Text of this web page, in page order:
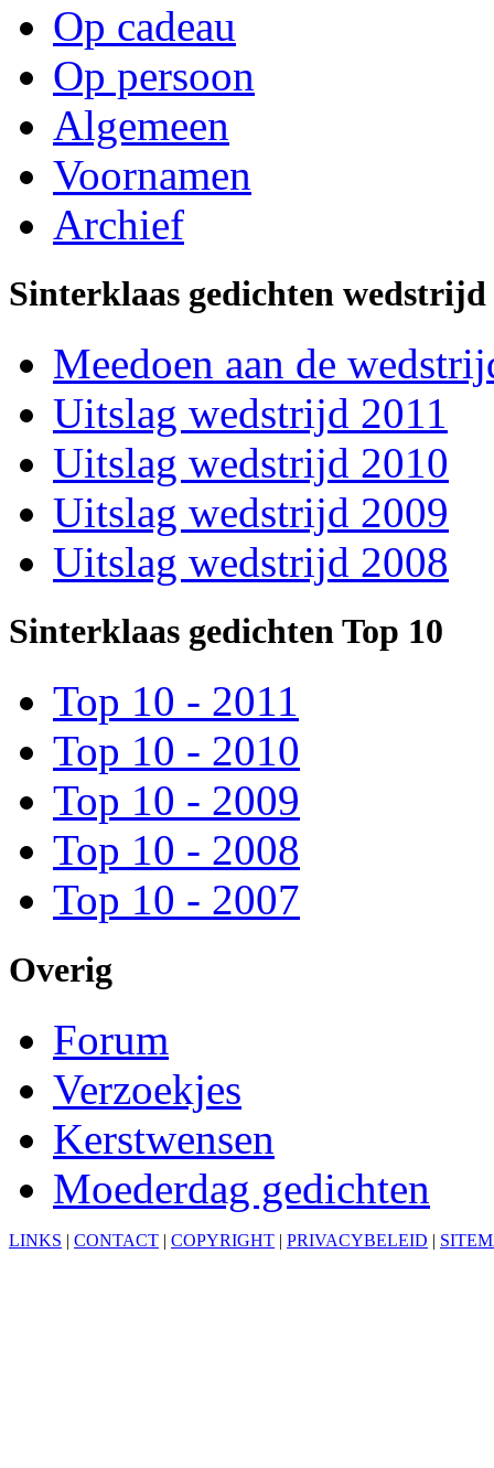
Op cadeau
Op persoon
Algemeen
Voornamen
Archief
Sinterklaas gedichten wedstrijd
Meedoen aan de
Uitslag wedstrijd 2011
Uitslag wedstrijd 2010
Uitslag wedstrijd 2009
Uitslag wedstrijd 2008
Sinterklaas gedichten Top 10
Top 10 - 2011
Top 10 - 2010
Top 10 - 2009
Top 10 - 2008
Top 10 - 2007
Overig
Forum
Verzoekjes
Kerstwensen
Moederdag gedichten
LINKS | CONTACT | COPYRIGHT | PRIVACYBELEID |